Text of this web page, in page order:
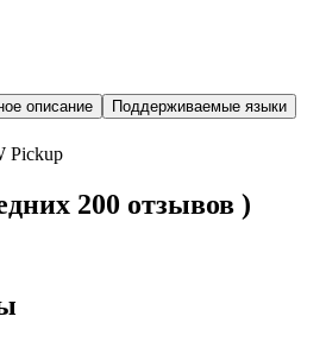
описание
Поддерживаемые языки
Pickup
200 отзывов )